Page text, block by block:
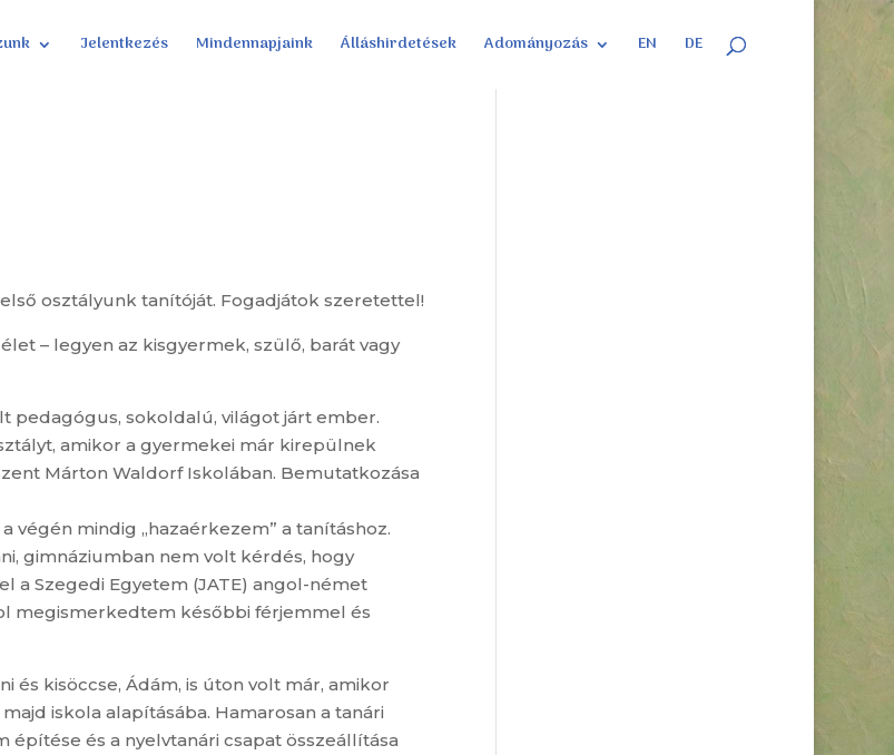
Jelentkezés Mindennapjaink Álláshirdetések Adományozás EN DE
osztályunk tanítóját. Fogadjátok szeretettel!
– legyen az kisgyermek, szülő, barát vagy
pedagógus, sokoldalú, világot járt ember.
amikor a gyermekei már kirepülnek
Márton Waldorf Iskolában. Bemutatkozása
végén mindig „hazaérkezem” a tanításhoz.
gimnáziumban nem volt kérdés, hogy
a Szegedi Egyetem (JATE) angol-német
megismerkedtem későbbi férjemmel és
kisöccse, Ádám, is úton volt már, amikor
iskola alapításába. Hamarosan a tanári
és a nyelvtanári csapat összeállítása